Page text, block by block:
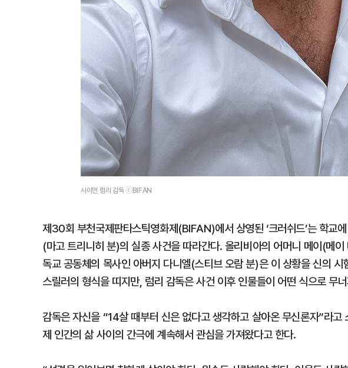
사이먼 럼리 감독 ⓒBIFAN
제30회 부천국제판타스틱영화제(BIFAN)에서 상영된 ‘크러쉬드’는 학교
(마고 트리니히 분)의 실종 사건을 따라간다. 올리비아의 어머니 메이(메
독교 공동체의 목사인 아버지 다니엘(스티브 오람 분)은 이 상황을 신의
스릴러의 형식을 띠지만, 럼리 감독은 사건 이후 인물들이 어떤 식으로 무
감독은 자신을 “14살 때부터 신은 없다고 생각하고 살아온 무신론자”라
제 인간의 삶 사이의 간극에 계속해서 관심을 가져왔다고 한다.